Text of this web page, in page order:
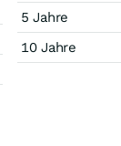
5 Jahre
10 Jahre